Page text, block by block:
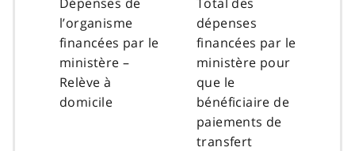
l’organisme
financées par le
ministère –
Relève à
domicile
dépenses
financées par le
ministère pour
que le
bénéficiaire de
paiements de
transfert